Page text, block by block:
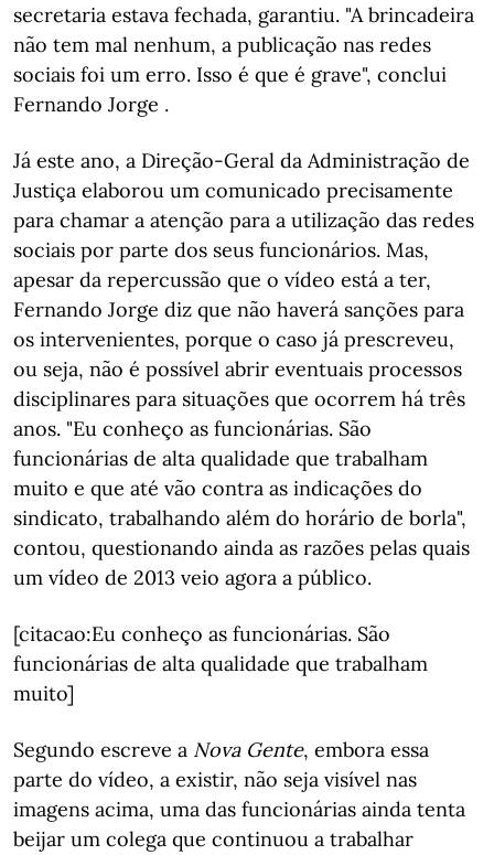
secretaria estava fechada, garantiu. "A brincadeira
não tem mal nenhum, a publicação nas redes
sociais foi um erro. Isso é que é grave", conclui
Fernando Jorge .
Já este ano, a Direção-Geral da Administração de
Justiça elaborou um comunicado precisamente
para chamar a atenção para a utilização das redes
sociais por parte dos seus funcionários. Mas,
apesar da repercussão que o vídeo está a ter,
Fernando Jorge diz que não haverá sanções para
os intervenientes, porque o caso já prescreveu,
ou seja, não é possível abrir eventuais processos
disciplinares para situações que ocorrem há três
anos. "Eu conheço as funcionárias. São
funcionárias de alta qualidade que trabalham
muito e que até vão contra as indicações do
sindicato, trabalhando além do horário de borla",
contou, questionando ainda as razões pelas quais
um vídeo de 2013 veio agora a público.
[citacao:Eu conheço as funcionárias. São
funcionárias de alta qualidade que trabalham
muito]
Segundo escreve a Nova Gente, embora essa
parte do vídeo, a existir, não seja visível nas
imagens acima, uma das funcionárias ainda tenta
beijar um colega que continuou a trabalhar